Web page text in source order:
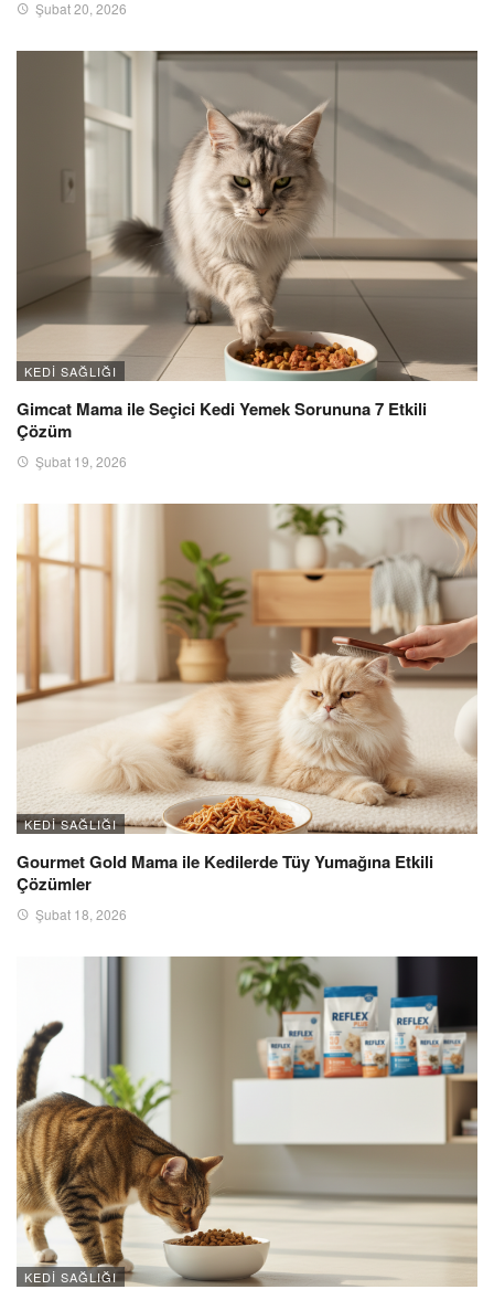
Şubat 20, 2026
KEDI SAĞLIĞI
Gimcat Mama ile Seçici Kedi Yemek Sorununa 7 Etkili
Çözüm
Şubat 19, 2026
KEDI SAĞLIĞI
Gourmet Gold Mama ile Kedilerde Tüy Yumağına Etkili
Çözümler
Şubat 18, 2026
KEDI SAĞLIĞI